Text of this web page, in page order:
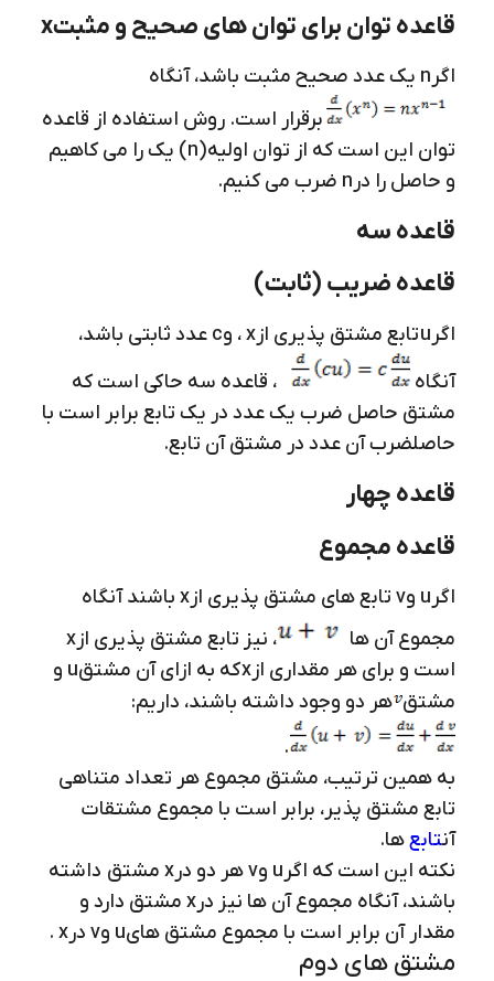
قاعده توان برای توان های صحیح و مثبتx
اگر n یک عدد صحیح مثبت باشد، آنگاه
برقرار است. روش استفاده از قاعده
توان این است که از توان اولیه(n)
یک را می کاهیم
و حاصل را در n ضرب می کنیم.
قاعده سه
قاعده ضریب (ثابت)
اگر uتابع مشتق پذیری ازx، وc عدد ثابتی باشد،
آنگاه
، قاعده سه حاکی است که
مشتق حاصل ضرب یک عدد در یک تابع برابر است با
حاصلضرب آن عدد در مشتق آن تابع.
قاعده چهار
قاعده مجموع
اگر u وv تابع های مشتق پذیری ازx باشند آنگاه
مجموع آن ها
، نیز تابع مشتق پذیری ازx
است و برای هر مقداری ازxکه به ازای آن مشتقu و
مشتق هر دو وجود داشته باشند، داریم:
.
به همین ترتیب، مشتق مجموع هر تعداد متناهی
تابع مشتق پذیر، برابر است با مجموع مشتقات
آنتابعها.
نکته این است که اگر u وvهر دو درx مشتق داشته
باشند، آنگاه مجموع آن ها نیز درx مشتق دارد و
مقدار آن برابر است با مجموع مشتق هایu وv درx
.
مشتق های دوم